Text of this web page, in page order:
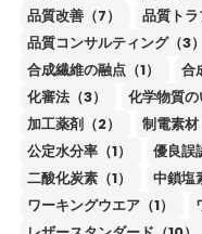
品質改善（7）
品質トラ
品質コンサルティング（3）
合成繊維の融点（1）
合
化審法（3）
化学物質の
加工薬剤（2）
制電素材
公定水分率（1）
優良誤
二酸化炭素（1）
中鎖塩
ワーキングウエア（1）